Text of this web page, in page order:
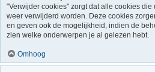
"Verwijder cookies" zorgt dat alle cookies
weer verwijderd worden. Deze cookies
en geven ook de mogelijkheid, indien de
zien welke onderwerpen je al gelezen hebt.
Omhoog